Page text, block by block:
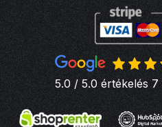
5.0 / 5.0 értékelés